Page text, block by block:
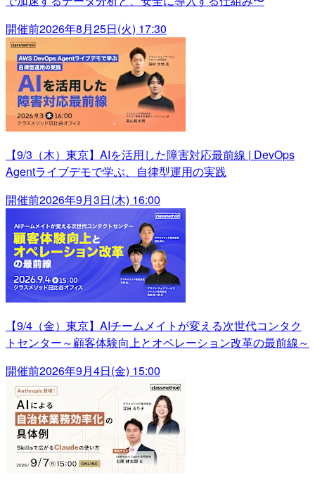
開催前2026年8月25日(火) 17:30
【9/3（木）東京】AIを活用した障害対応最前線 | DevOps
Agentライブデモで学ぶ、自律型運用の実践
開催前2026年9月3日(木) 16:00
【9/4（金）東京】AIチームメイトが変える次世代コンタク
トセンター～顧客体験向上とオペレーション改革の最前線～
開催前2026年9月4日(金) 15:00